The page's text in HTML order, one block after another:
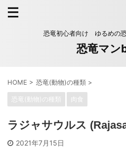
恐竜初心者向け ゆるめの
恐竜マン
HOME > 恐竜(動物)の種類 >
恐竜(動物)の種類 肉食
ラジャサウルス
2021年7月15日